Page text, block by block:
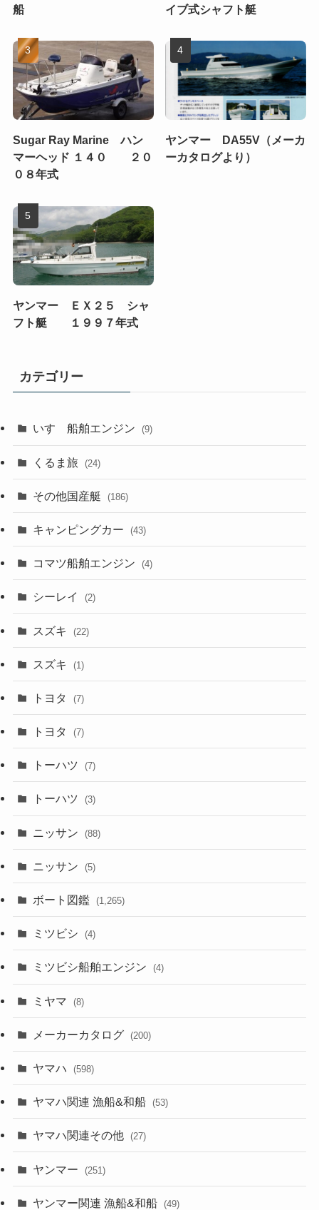
船 イブ式シャフト艇
Sugar Ray Marine ハン
マーヘッド １４０ ２０
０８年式
ヤンマー DA55V（メーカ
ーカタログより）
ヤンマー ＥＸ２５ シャ
フト艇 １９９７年式
カテゴリー
いすゞ船舶エンジン (9)
くるま旅 (24)
その他国産艇 (186)
キャンピングカー (43)
コマツ船舶エンジン (4)
シーレイ (2)
スズキ (22)
スズキ (1)
トヨタ (7)
トヨタ (7)
トーハツ (7)
トーハツ (3)
ニッサン (88)
ニッサン (5)
ボート図鑑 (1,265)
ミツビシ (4)
ミツビシ船舶エンジン (4)
ミヤマ (8)
メーカーカタログ (200)
ヤマハ (598)
ヤマハ関連 漁船&和船 (53)
ヤマハ関連その他 (27)
ヤンマー (251)
ヤンマー関連 漁船&和船 (49)